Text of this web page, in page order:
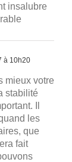
insalubre
à 10h20
mieux votre
stabilité
Il
les
que
fait